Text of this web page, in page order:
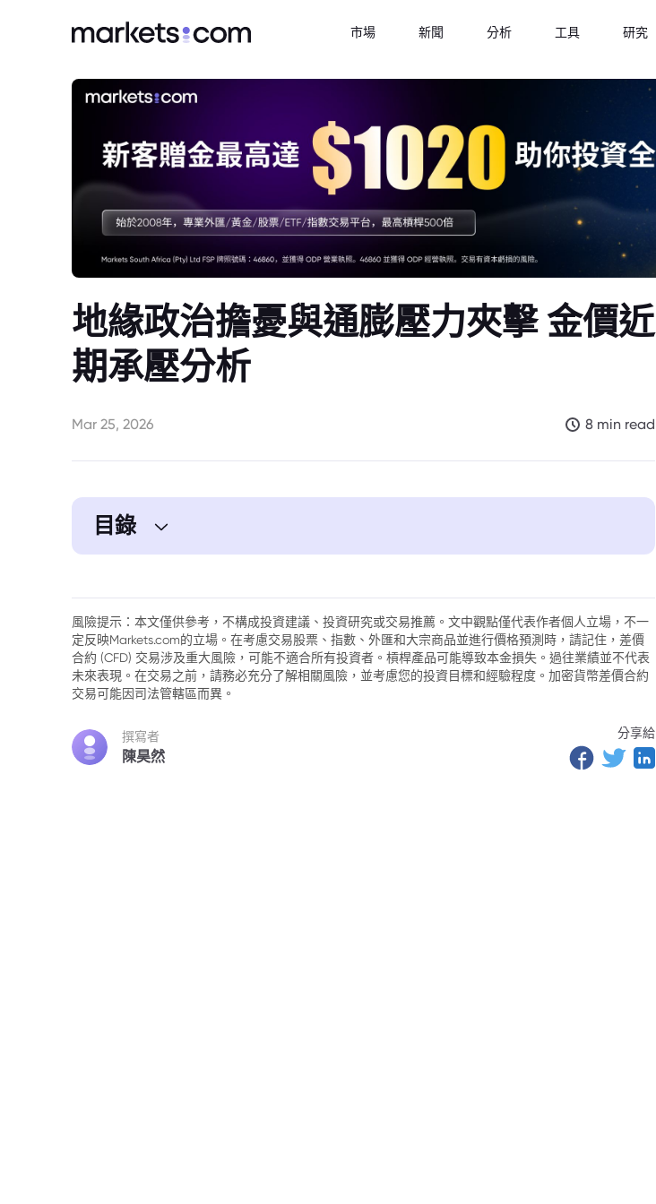
市場 新聞 分析 工具 研究
地緣政治擔憂與通膨壓力夾擊 金價近
期承壓分析
Mar 25, 2026 8 min read
目錄
3. 持續的通膨威脅與貨幣政策預期
4. 專家視角：黃金的週期性調整與緊急流動性需求
6. 長期基本面與技術分析的平衡
風險提示：本文僅供參考，不構成投資建議、投資研究或交易推薦。文中觀點僅代表作者個人立場，不一
定反映Markets.com的立場。在考慮交易股票、指數、外匯和大宗商品並進行價格預測時，請記住，差價
合約 (CFD) 交易涉及重大風險，可能不適合所有投資者。槓桿產品可能導致本金損失。過往業績並不代表
未來表現。在交易之前，請務必充分了解相關風險，並考慮您的投資目標和經驗程度。加密貨幣差價合約
交易可能因司法管轄區而異。
撰寫者
陳昊然
分享給